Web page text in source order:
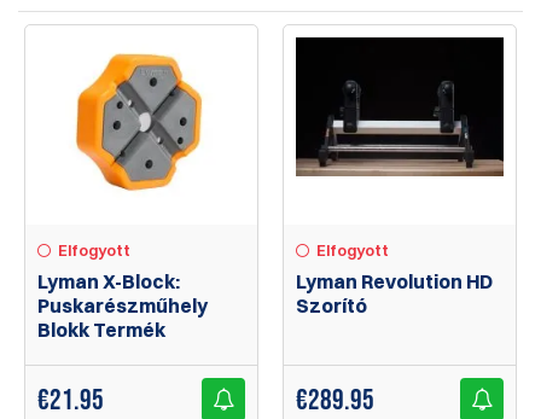
Elfogyott
Lyman X-Block:
Puskarészműhely
Blokk Termék
€21.95
Elfogyott
Lyman Revolution HD
Szorító
€289.95